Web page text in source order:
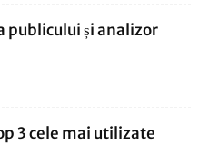
publicului și analizor
3 cele mai utilizate